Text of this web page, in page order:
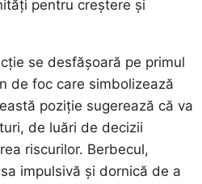
pentru creștere și
se desfășoară pe primul
de foc care simbolizează
poziție sugerează că va
de luări de decizii
riscurilor. Berbecul,
impulsivă și dornică de a